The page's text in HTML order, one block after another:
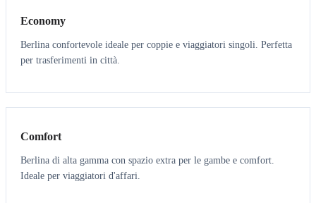
Economy
Berlina confortevole ideale per coppie e viaggiatori singoli. Perfetta
per trasferimenti in città.
3 3
Comfort
Berlina di alta gamma con spazio extra per le gambe e comfort.
Ideale per viaggiatori d'affari.